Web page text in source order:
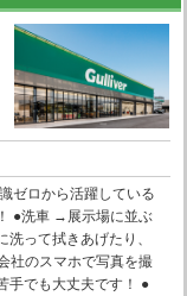
ゼロから活躍している
●洗車 →展示場に並ぶ
って拭きあげたり、
社のスマホで写真を撮
手でも大丈夫です！ ●